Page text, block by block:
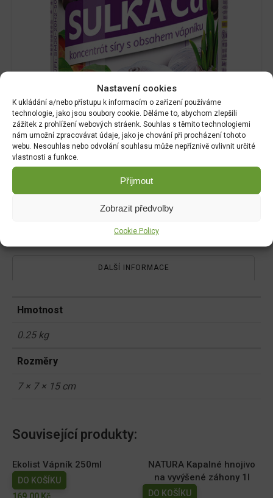
Nastavení cookies
K ukládání a/nebo přístupu k informacím o zařízení používáme
technologie, jako jsou soubory cookie. Děláme to, abychom zlepšili
zážitek z prohlížení webových stráenk. Souhlas s těmito technologiemi
nám umožní zpracovávat údaje, jako je chování při procházení tohoto
webu. Nesouhlas nebo odvolání souhlasu může nepříznivě ovlivnit určité
vlastnosti a funkce.
Přijmout
Zobrazit předvolby
Cookie Policy
DALŠÍ INFORMACE
Hmotnost
0.25 kg
Rozměry
7 × 7 × 15 cm
Související produkty:
Ekolist Vápník 250ml
DO KOŠÍKU
NATURA Kapalné hnojivo
na vyvýšené záhony 1l
DO KOŠÍKU